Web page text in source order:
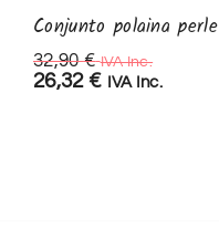
Conjunto polaina perle
32,90€ IVA Inc.
26,32 € IVA Inc.